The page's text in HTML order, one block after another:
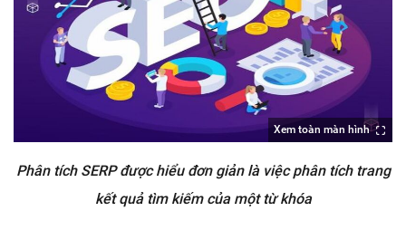
Xem toàn màn hình
Phân tích SERP được hiểu đơn giản là việc phân tích trang
kết quả tìm kiếm của một từ khóa